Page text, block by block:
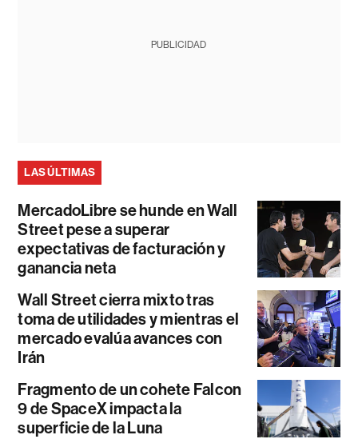
PUBLICIDAD
LAS ÚLTIMAS
MercadoLibre se hunde en Wall
Street pese a superar
expectativas de facturación y
ganancia neta
Wall Street cierra mixto tras
toma de utilidades y mientras el
mercado evalúa avances con
Irán
Fragmento de un cohete Falcon
9 de SpaceX impacta la
superficie de la Luna